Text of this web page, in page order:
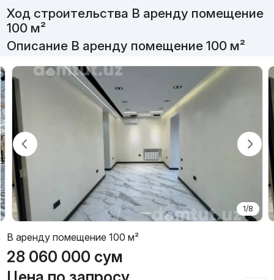
Ход строительства В аренду помещение
100 м²
Описание В аренду помещение 100 м²
1/8
В аренду помещение 100 м²
28 060 000 сум